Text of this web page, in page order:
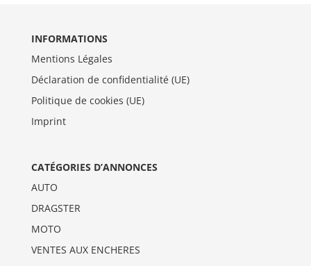
INFORMATIONS
Mentions Légales
Déclaration de confidentialité (UE)
Politique de cookies (UE)
Imprint
CATÉGORIES D’ANNONCES
AUTO
DRAGSTER
MOTO
VENTES AUX ENCHERES